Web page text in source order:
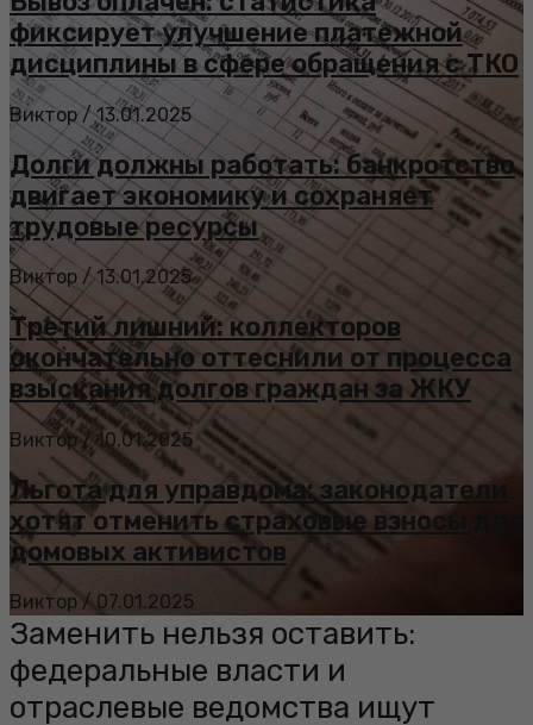
фиксирует улучшение платежной
дисциплины в сфере обращения с ТКО
Виктор / 13.01.2025
Долги должны работать: банкротство
двигает экономику и сохраняет
трудовые ресурсы
Виктор / 13.01.2025
Третий лишний: коллекторов
окончательно оттеснили от процесса
взыскания долгов граждан за ЖКУ
Виктор / 10.01.2025
Льгота для управдома: законодатели
хотят отменить страховые взносы для
домовых активистов
Виктор / 07.01.2025
Заменить нельзя оставить:
федеральные власти и
отраслевые ведомства ищут